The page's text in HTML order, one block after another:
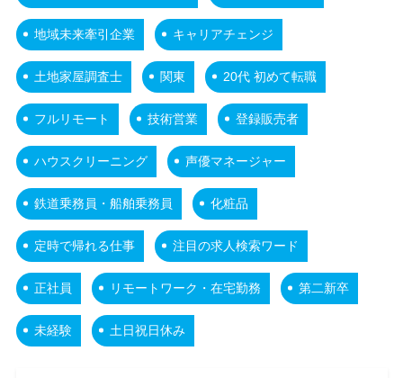
地域未来牽引企業 キャリアチェンジ
土地家屋調査士 関東 20代 初めて転職
フルリモート 技術営業 登録販売者
ハウスクリーニング 声優マネージャー
鉄道乗務員・船舶乗務員 化粧品
定時で帰れる仕事 注目の求人検索ワード
正社員 リモートワーク・在宅勤務 第二新卒
未経験 土日祝日休み